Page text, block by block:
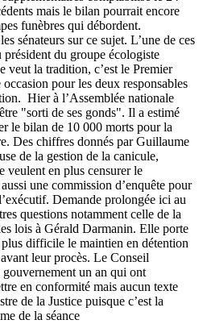
mais le bilan pourrait encore
funèbres qui débordent.
sénateurs sur ce sujet. L’une de ces
président du groupe écologiste
veut la tradition, c’est le Premier
pour les deux responsables
Hier à l’Assemblée nationale
"sorti de ses gonds". Il a estimé
le bilan de 10 000 morts pour la
Des chiffres donnés par Guillaume
de la gestion de la canicule,
veulent en plus censurer le
une commission d’enquête pour
Demande prolongée ici au
questions notamment celle de la
lois à Gérald Darmanin. Elle porte
difficile le maintien en détention
leur procès. Le Conseil
un an qui ont
en conformité mais aucun texte
de la Justice puisque c’est la
de la séance